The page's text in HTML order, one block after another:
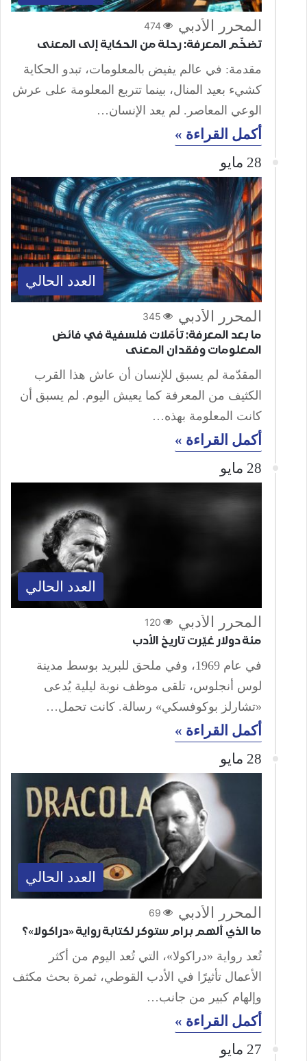
المحرر الأدبي 474
تضخّم المعرفة: رحلة من الحكاية إلى المعنى
مقدمة: في عالم يفيض بالمعلومات، تبدو الحكاية
كشيء بعيد المنال، بينما تتربع المعلومة على عرش
الوعي المعاصر. لم يعد الإنسان…
أكمل القراءة »
28 مايو
العدد الحالي
المحرر الأدبي 345
ما بعد المعرفة: تأمّلات فلسفية في فائض
المعلومات وفقدان المعنى
المقدّمة لم يسبق للإنسان أن عاش هذا القرب
الكثيف من المعرفة كما يعيش اليوم. لم يسبق أن
كانت المعلومة بهذه…
أكمل القراءة »
28 مايو
العدد الحالي
المحرر الأدبي 120
مئة دولار غيّرت تاريخ الأدب
في عام 1969، وفي ملحق للبريد بوسط مدينة
لوس أنجلوس، تلقى موظف نوبة ليلية يُدعى
«تشارلز بوكوفسكي» رسالة. كانت تحمل…
أكمل القراءة »
28 مايو
العدد الحالي
المحرر الأدبي 69
ما الذي ألهم برام ستوكر لكتابة رواية «دراكولا»؟
تُعد رواية «دراكولا»، التي تُعد اليوم من أكثر
الأعمال تأثيرًا في الأدب القوطي، ثمرة بحث مكثف
وإلهام كبير من جانب…
أكمل القراءة »
27 مايو